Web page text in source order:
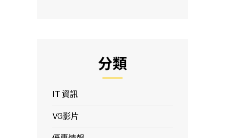
分類
IT 資訊
VG影片